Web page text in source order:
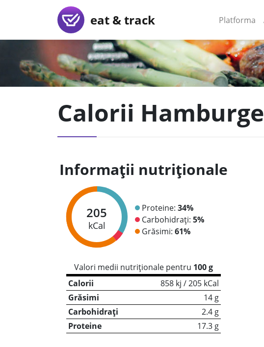
eat & track Platforma
Calorii
Informații nutriționale
205
kCal
Proteine: 34%
Carbohidrați: 5%
Grăsimi: 61%
Valori medii nutriționale pentru 100 g
Calorii
858 kj / 205 kCal
Grăsimi
14 g
Carbohidrați
2.4 g
Proteine
17.3 g